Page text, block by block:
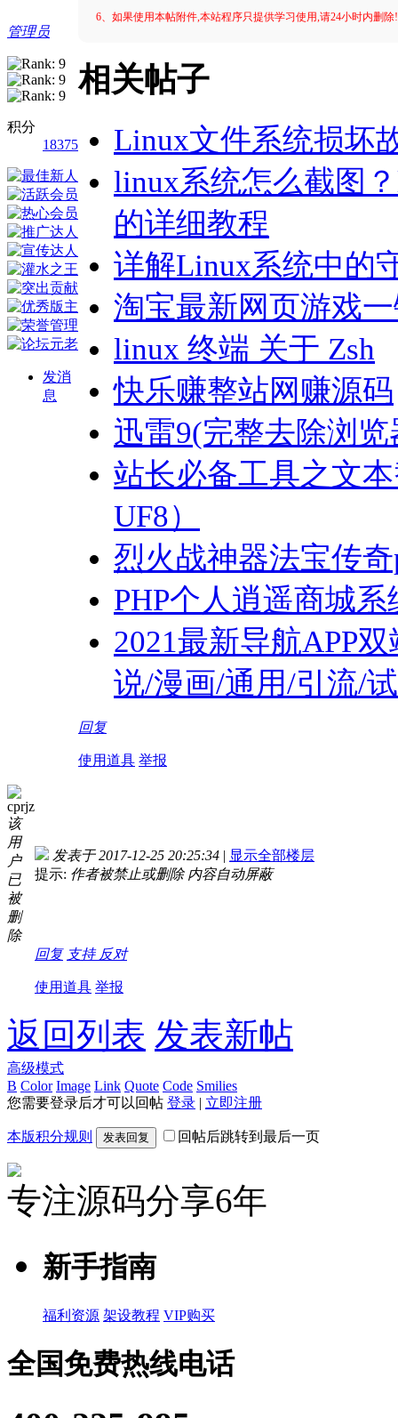
管理员
积分
18375
发消
息
6、如果使用本帖附件,本站程序只提供学习使用,请24小时内删
相关帖子
Linux文件系统损坏
linux系统怎么截图
的详细教程
详解Linux系统中的
淘宝最新网页游戏
linux 终端 关于 Zsh
快乐赚整站网赚源码
迅雷9(完整去除浏
站长必备工具之文
UF8）
烈火战神器法宝传
PHP个人逍遥商城
2021最新导航APP
说/漫画/通用/引流/
回复
使用道具 举报
cprjz
该
用
户
已
被
删
除
发表于 2017-12-25 20:25:34 | 显示全部楼层
提示: 作者被禁止或删除 内容自动屏蔽
回复 支持 反对
使用道具 举报
返回列表 发表新帖
高级模式
B Color Image Link Quote Code Smilies
您需要登录后才可以回帖 登录 | 立即注册
本版积分规则 发表回复 回帖后跳转到最后一页
专注源码分享6年
新手指南
福利资源 架设教程 VIP购买
全国免费热线电话